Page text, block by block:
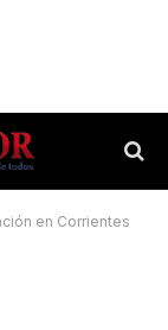
en Corrientes